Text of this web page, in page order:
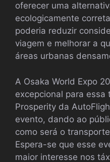
oferecer uma
ecologicamente
poderia reduzir
viagem e melhorar a
áreas urbanas
A Osaka World Expo
excepcional para essa
Prosperity da
evento, dando ao
como será o
Espera-se que esse
maior interesse nos